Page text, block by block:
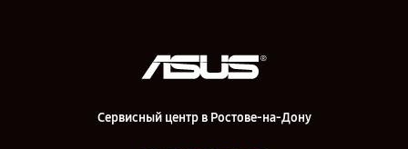
Сервисный центр в Ростове-на-Дону